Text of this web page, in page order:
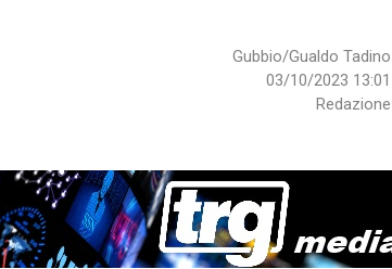
Gubbio/Gualdo Tadino
03/10/2023 13:01
Redazione